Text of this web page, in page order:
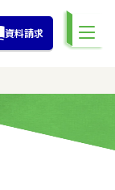
資料請求